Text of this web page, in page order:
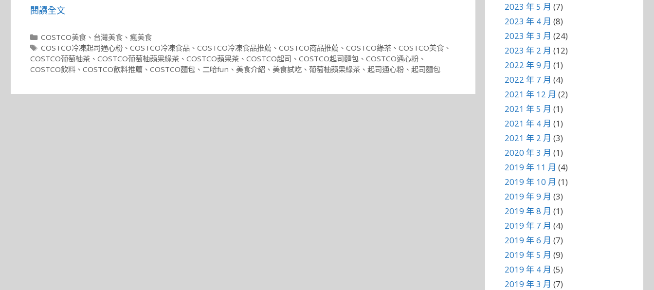
閱讀全文
分
類
COSTCO美食 、 台灣美食 、瘋美食
標
籤
COSTCO冷凍起司通心粉 、COSTCO冷凍食品 、COSTCO冷凍食品推薦 、COSTCO商品推薦 、COSTCO綠茶 、COSTCO美食 、
COSTCO葡萄柚茶 、 COSTCO葡萄柚蘋果綠茶 、 COSTCO蘋果茶 、 COSTCO起司 、 COSTCO起司麵包 、 COSTCO通心粉 、
COSTCO飲料 、 COSTCO飲料推薦 、 COSTCO麵包 、 二哈fun 、 美食介紹 、 美食試吃 、 葡萄柚蘋果綠茶 、 起司通心粉 、 起司麵包
2023 年 5 月 (7)
2023 年 4 月 (8)
2023 年 3 月 (24)
2023 年 2 月 (12)
2022 年 9 月 (1)
2022 年 7 月 (4)
2021 年 12 月 (2)
2021 年 5 月 (1)
2021 年 4 月 (1)
2021 年 2 月 (3)
2020 年 3 月 (1)
2019 年 11 月 (4)
2019 年 10 月 (1)
2019 年 9 月 (3)
2019 年 8 月 (1)
2019 年 7 月 (4)
2019 年 6 月 (7)
2019 年 5 月 (9)
2019 年 4 月 (5)
2019 年 3 月 (7)